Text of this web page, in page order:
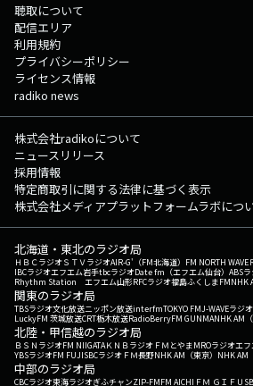
聴取について
配信エリア
利用規約
プライバシーポリシー
ライセンス情報
radiko news
株式会社radikoについて
ニュースリリース
採用情報
特定商取引に関する法律に基づく表示
株式会社メディアプラットフォームラボにつ
北海道・東北のラジオ局
ＨＢＣラジオＳＴＶラジオAIR-G'（FM北海道） FM NORTH WAVE
IBCラジオエフエム岩手tbcラジオDate fm（エフエム仙台） ABS
Rhythm Station エフエム山形RFCラジオ福島ふくしまFMNHK
関東のラジオ局
TBSラジオ文化放送ニッポン放送interfmTOKYO FMJ-WAVEラジ
LuckyFM 茨城放送CRT栃木放送RadioBerryFM GUNMANHK AM（
北陸・甲信越のラジオ局
ＢＳＮラジオFM NIIGATAＫＮＢラジオ ＦＭとやまMROラジオエフ
YBSラジオFM FUJISBCラジオ ＦＭ長野NHK AM（東京） NHK AM
中部のラジオ局
CBCラジオ東海ラジオぎふチャンZIP-FMFM AICHI ＦＭ ＧＩＦＵ